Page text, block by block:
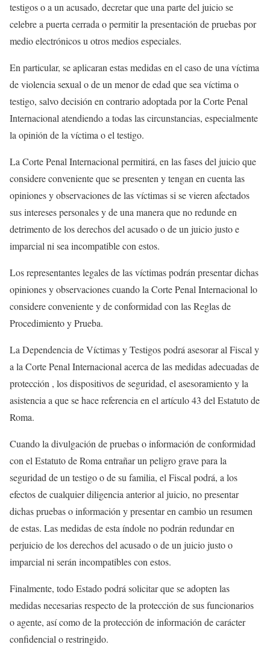
testigos o a un acusado, decretar que una parte del juicio se
celebre a puerta cerrada o permitir la presentación de pruebas por
medio electrónicos u otros medios especiales.
En particular, se aplicaran estas medidas en el caso de una víctima
de violencia sexual o de un menor de edad que sea víctima o
testigo, salvo decisión en contrario adoptada por la Corte Penal
Internacional atendiendo a todas las circunstancias, especialmente
la opinión de la víctima o el testigo.
La Corte Penal Internacional permitirá, en las fases del juicio que
considere conveniente que se presenten y tengan en cuenta las
opiniones y observaciones de las víctimas si se vieren afectados
sus intereses personales y de una manera que no redunde en
detrimento de los derechos del acusado o de un juicio justo e
imparcial ni sea incompatible con estos.
Los representantes legales de las víctimas podrán presentar dichas
opiniones y observaciones cuando la Corte Penal Internacional lo
considere conveniente y de conformidad con las Reglas de
Procedimiento y Prueba.
La Dependencia de Víctimas y Testigos podrá asesorar al Fiscal y
a la Corte Penal Internacional acerca de las medidas adecuadas de
protección , los dispositivos de seguridad, el asesoramiento y la
asistencia a que se hace referencia en el artículo 43 del Estatuto de
Roma.
Cuando la divulgación de pruebas o información de conformidad
con el Estatuto de Roma entrañar un peligro grave para la
seguridad de un testigo o de su familia, el Fiscal podrá, a los
efectos de cualquier diligencia anterior al juicio, no presentar
dichas pruebas o información y presentar en cambio un resumen
de estas. Las medidas de esta índole no podrán redundar en
perjuicio de los derechos del acusado o de un juicio justo o
imparcial ni serán incompatibles con estos.
Finalmente, todo Estado podrá solicitar que se adopten las
medidas necesarias respecto de la protección de sus funcionarios
o agente, así como de la protección de información de carácter
confidencial o restringido.